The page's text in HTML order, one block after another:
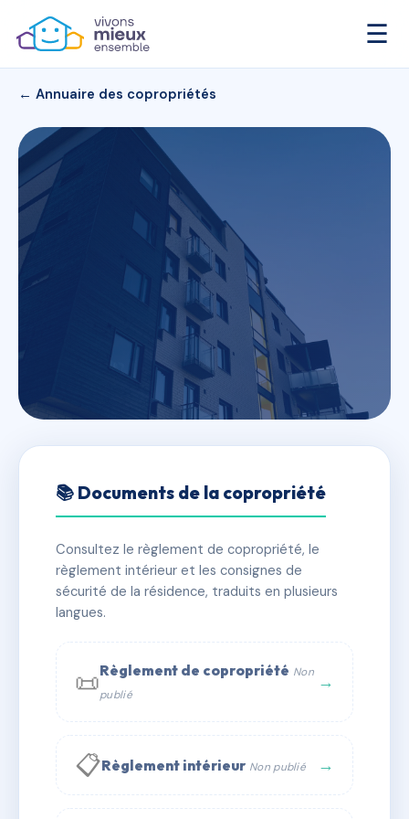
☰
← Annuaire des copropriétés
VILLA PANJO - MS180280
PLAGE
✓ Immatriculée 🏠 49 lots 🏗 2 bâtiment(s)
✉ Email
📚 Documents de la copropriété
Consultez le règlement de copropriété, le
règlement intérieur et les consignes de
sécurité de la résidence, traduits en plusieurs
langues.
📜Règlement de copropriété Non
publié
→
📋Règlement intérieur Non publié →